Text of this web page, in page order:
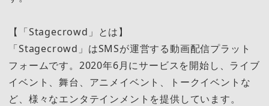
【「Stagecrowd」とは】
「Stagecrowd」はSMSが運営する動画配信プラット
フォームです。2020年6月にサービスを開始し、ライブ
イベント、舞台、アニメイベント、トークイベントな
ど、様々なエンタテインメントを提供しています。